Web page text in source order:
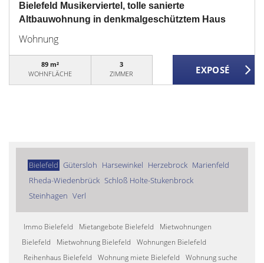
Bielefeld Musikerviertel, tolle sanierte
Altbauwohnung in denkmalgeschütztem Haus
Wohnung
89 m²
WOHNFLÄCHE
3
ZIMMER
Bielefeld Gütersloh Harsewinkel Herzebrock Marienfeld
Rheda-Wiedenbrück Schloß Holte-Stukenbrock
Steinhagen Verl
Immo Bielefeld Mietangebote Bielefeld
Mietwohnungen
Bielefeld
Mietwohnung Bielefeld
Wohnungen Bielefeld
Reihenhaus Bielefeld
Wohnung miete Bielefeld
Wohnung suche